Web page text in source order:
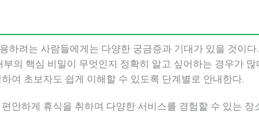
하려는 사람들에게는 다양한 궁금증과 기대가 있을 것이
의 핵심 비밀이 무엇인지 정확히 알고 싶어하는 경우가
여 초보자도 쉽게 이해할 수 있도록 단계별로 안내한다.
안하게 휴식을 취하며 다양한 서비스를 경험할 수 있는